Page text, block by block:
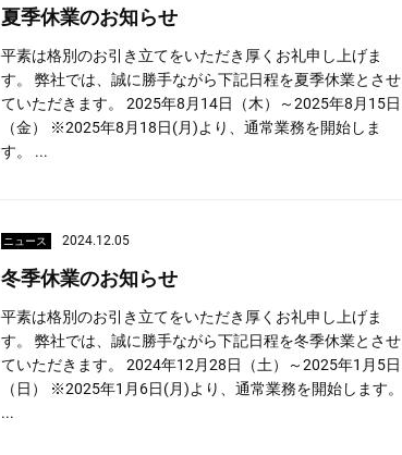
夏季休業のお知らせ
平素は格別のお引き立てをいただき厚くお礼申し上げま
す。 弊社では、誠に勝手ながら下記日程を夏季休業とさせ
ていただきます。 2025年8月14日（木）～2025年8月15日
（金） ※2025年8月18日(月)より、通常業務を開始しま
す。 ...
ニュース 2024.12.05
冬季休業のお知らせ
平素は格別のお引き立てをいただき厚くお礼申し上げま
す。 弊社では、誠に勝手ながら下記日程を冬季休業とさせ
ていただきます。 2024年12月28日（土）～2025年1月5日
（日） ※2025年1月6日(月)より、通常業務を開始します。
...